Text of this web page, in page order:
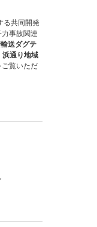
る共同開発
事故関連
送ダグテ
浜通り地域
覧いただ